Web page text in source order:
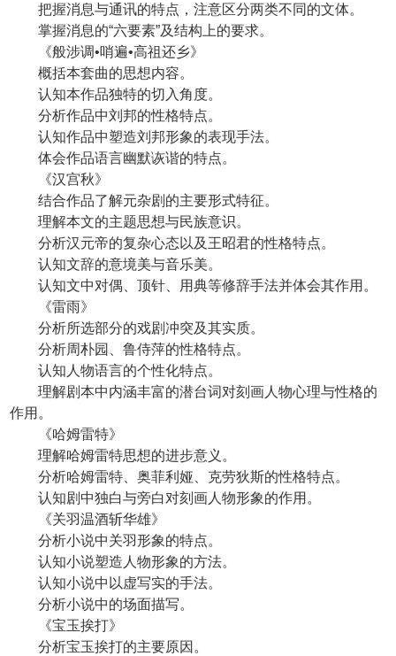
把握消息与通讯的特点，注意区分两类不同的文体。
掌握消息的“六要素”及结构上的要求。
《般涉调•哨遍•高祖还乡》
概括本套曲的思想内容。
认知本作品独特的切入角度。
分析作品中刘邦的性格特点。
认知作品中塑造刘邦形象的表现手法。
体会作品语言幽默诙谐的特点。
《汉宫秋》
结合作品了解元杂剧的主要形式特征。
理解本文的主题思想与民族意识。
分析汉元帝的复杂心态以及王昭君的性格特点。
认知文辞的意境美与音乐美。
认知文中对偶、顶针、用典等修辞手法并体会其作用。
《雷雨》
分析所选部分的戏剧冲突及其实质。
分析周朴园、鲁侍萍的性格特点。
认知人物语言的个性化特点。
理解剧本中内涵丰富的潜台词对刻画人物心理与性格的
作用。
《哈姆雷特》
理解哈姆雷特思想的进步意义。
分析哈姆雷特、奥菲利娅、克劳狄斯的性格特点。
认知剧中独白与旁白对刻画人物形象的作用。
《关羽温酒斩华雄》
分析小说中关羽形象的特点。
认知小说塑造人物形象的方法。
认知小说中以虚写实的手法。
分析小说中的场面描写。
《宝玉挨打》
分析宝玉挨打的主要原因。